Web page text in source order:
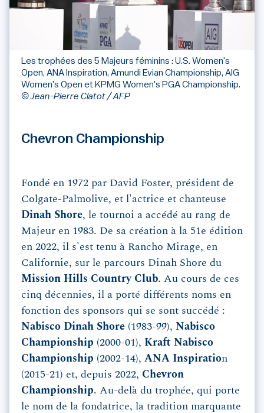
Les trophées des 5 Majeurs féminins : U.S. Women's
Open, ANA Inspiration, Amundi Evian Championship, AIG
Women's Open et KPMG Women's PGA Championship.
© Jean-Pierre Clatot / AFP
Chevron Championship
Fondé en 1972 par David Foster, président de
Colgate-Palmolive, et l'actrice et chanteuse
Dinah Shore, le tournoi a accédé au rang de
Majeur en 1983. De sa création à la 51e édition
en 2022, il s'est tenu à Rancho Mirage, en
Californie, sur le parcours Dinah Shore du
Mission Hills Country Club. Au cours de ces
cinq décennies, il a porté différents noms en
fonction des sponsors qui se sont succédé :
Nabisco Dinah Shore (1983-99), Nabisco
Championship (2000-01), Kraft Nabisco
Championship (2002-14), ANA Inspiration
(2015-21) et, depuis 2022, Chevron
Championship. Au-delà du trophée, qui porte
le nom de la fondatrice, la tradition marquante